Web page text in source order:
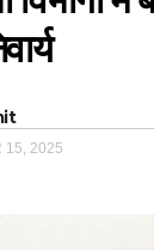
15, 2025